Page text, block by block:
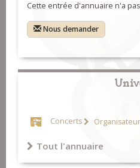
Cette entrée d'annuaire n'a
Nous demander
Concerts
Tout l'annuaire